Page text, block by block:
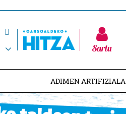
Sartu
ADIMEN ARTIFIZIALA